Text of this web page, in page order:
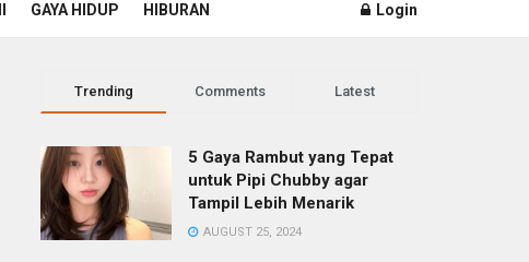
GAYA HIDUP HIBURAN Login
Trending Comments Latest
5 Gaya Rambut yang Tepat
untuk Pipi Chubby agar
Tampil Lebih Menarik
AUGUST 25, 2024